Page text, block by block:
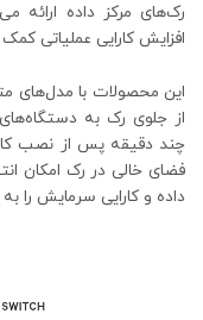
رک‌های مرکز داده
افزایش کارایی عملیاتی
این محصولات با مدل‌های
از جلوی رک به
چند دقیقه پس از نصب
فضای خالی در رک امکان
داده و کارایی سرمایش را